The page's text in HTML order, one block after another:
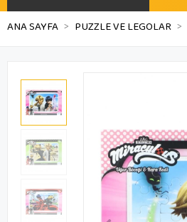
ANA SAYFA PUZZLE VE LEGOLAR